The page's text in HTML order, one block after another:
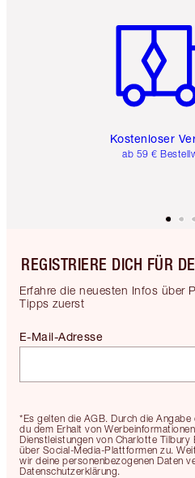
Kostenloser
ab 59 €
REGISTRIERE DICH FÜR
Erfahre die neuesten Infos über
Tipps zuerst
*Es gelten die AGB. Durch die
du dem Erhalt von
Dienstleistungen von Charlotte Tilbury
über Social-Media-Plattformen zu.
wir deine personenbezogenen Daten
Datenschutzerklärung.
E-Mail-Adresse